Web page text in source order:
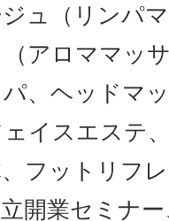
ュ（リンパ
アロママッ
、ヘッドマ
イスエステ
フットリフ
開業セミナ